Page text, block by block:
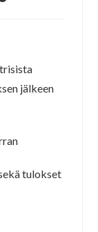
jälkeen
tulokset